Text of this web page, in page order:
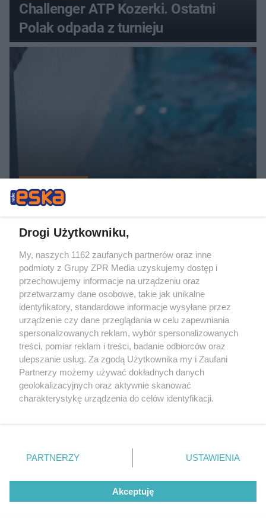
Challenger ATP Kozerki. Ostatni
Polak odpada z turnieju
ME w pływaniu. Dobre miejsce Polek
ZOBACZ WIĘCEJ
Drogi Użytkowniku,
My, naszych 1162 zaufanych partnerów oraz inne
podmioty z Grupy ZPR Media uzyskujemy dostęp i
przechowujemy informacje na urządzeniu oraz
przetwarzamy dane osobowe, takie jak unikalne
identyfikatory, standardowe informacje wysyłane przez
urządzenie czy dane przeglądania w celu zapewniania
spersonalizowanych reklam, wybór spersonalizowanych
treści, pomiar reklam i treści, badanie odbiorców oraz
ulepszanie usług. Za zgodą Użytkownika my i Zaufani
Partnerzy możemy używać dokładnych danych
geolokalizacyjnych oraz aktywnie skanować
charakterystykę urządzenia do celów identyfikacji.
zmienić/wycofać klikając przycisk ustawień prywatności
znajdujący się w lewym dolnym rogu strony
rodzaje przetwarzania danych nie wymagają zgody
użytkownika, ale masz prawo sprzeciwić się takiemu
przetwarzaniu. Preferencje będą miały zastosowanie tylko
PARTNERZY USTAWIENIA
Akceptuję